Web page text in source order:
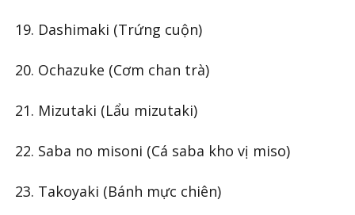
19. Dashimaki (Trứng cuộn)
20. Ochazuke (Cơm chan trà)
21. Mizutaki (Lẩu mizutaki)
22. Saba no misoni (Cá saba kho vị miso)
23. Takoyaki (Bánh mực chiên)